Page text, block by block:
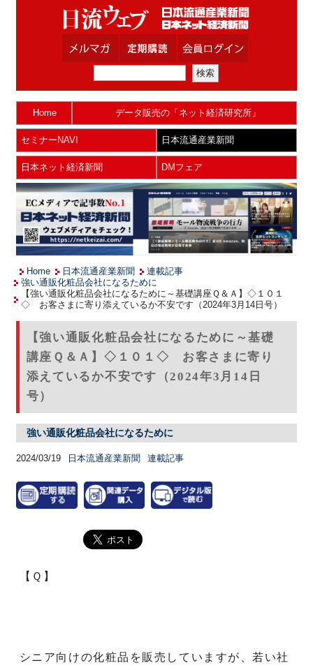
Home データ販売の「ネット経済研究所」
セミナーNAVI 日本流通産業新聞
日本ネット経済新聞 DMフェア
Home 日本流通産業新聞
連載記事
強い通販化粧品会社になるために
【強い通販化粧品会社になるために～基礎講座Ｑ＆Ａ】◇１０１
◇ お客さまに寄り添えているか不安です（2024年3月14日号）
【強い通販化粧品会社になるために～基礎
講座Ｑ＆Ａ】◇１０１◇ お客さまに寄り
添えているか不安です（2024年3月14日
号）
強い通販化粧品会社になるために
2024/03/19 日本流通産業新聞 連載記事
【Ｑ】
シニア向けの化粧品を販売していますが、若い社